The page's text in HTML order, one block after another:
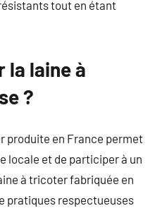
tout en étant
la laine à
?
produite en France permet
locale et de participer à un
à tricoter fabriquée en
pratiques respectueuses